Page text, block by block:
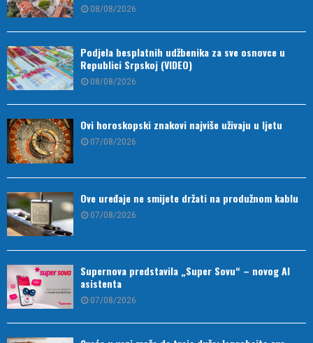
08/08/2026
Podjela besplatnih udžbenika za sve osnovce u
Republici Srpskoj (VIDEO)
08/08/2026
Ovi horoskopski znakovi najviše uživaju u ljetu
07/08/2026
Ove uređaje ne smijete držati na produžnom kablu
07/08/2026
Supernova predstavila „Super Sovu“ – novog AI
asistenta
07/08/2026